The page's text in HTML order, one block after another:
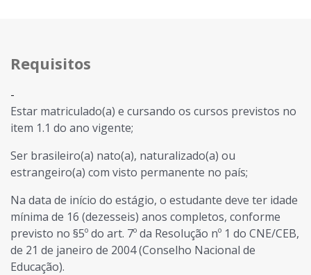
Requisitos
-
Estar matriculado(a) e cursando os cursos previstos no
item 1.1 do ano vigente;
Ser brasileiro(a) nato(a), naturalizado(a) ou
estrangeiro(a) com visto permanente no país;
Na data de início do estágio, o estudante deve ter idade
mínima de 16 (dezesseis) anos completos, conforme
previsto no §5º do art. 7º da Resolução nº 1 do CNE/CEB,
de 21 de janeiro de 2004 (Conselho Nacional de
Educação).